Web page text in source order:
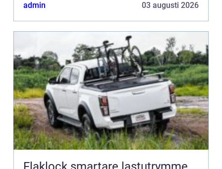
admin 03 augusti 2026